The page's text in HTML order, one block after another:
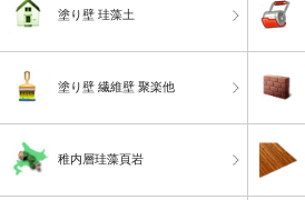
塗り壁 珪藻土
塗り壁 繊維壁 聚楽他
稚内層珪藻頁岩